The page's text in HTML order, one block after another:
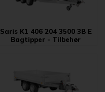
Saris K1 406 204 3500 3B E
Bagtipper - Tilbehør